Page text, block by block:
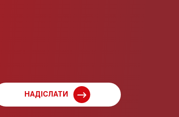
НАДІСЛАТИ